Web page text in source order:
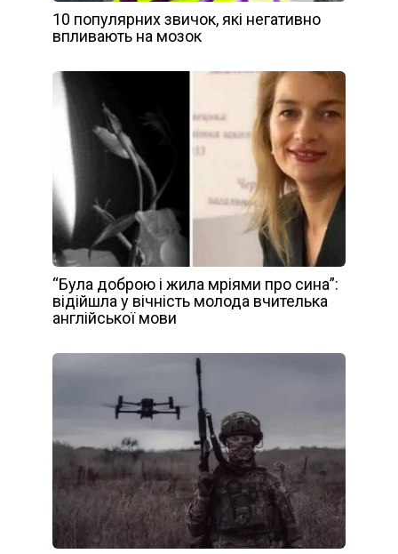
10 популярних звичок, які негативно
впливають на мозок
“Була доброю і жила мріями про сина”:
відійшла у вічність молода вчителька
англійської мови